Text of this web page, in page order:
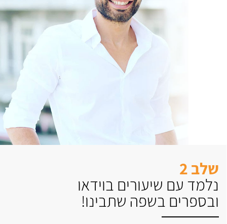
שלב 2
נלמד עם שיעורים בוידאו
ובספרים בשפה שתבינו!